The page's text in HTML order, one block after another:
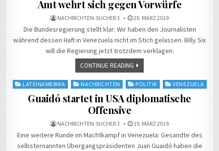
Amt wehrt sich gegen Vorwürfe
NACHRICHTEN-SUCHER 3 20. MÄRZ 2019
Die Bundesregierung stellt klar: Wir haben den Journalisten
während dessen Haft in Venezuela nicht im Stich gelassen. Billy Six
will die Regierung jetzt trotzdem verklagen.
CONTINUE READING
Posted
LATEINAMERIKA NACHRICHTEN POLITIK VENEZUELA
Guaidó startet in USA diplomatische
Offensive
NACHRICHTEN-SUCHER 3 19. MÄRZ 2019
Eine weitere Runde im Machtkampf in Venezuela: Gesandte des
selbsternannten Übergangspräsidenten Juan Guaidó haben die